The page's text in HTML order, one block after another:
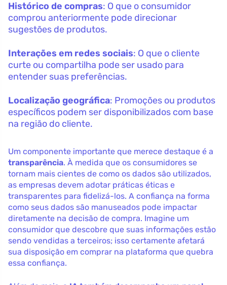
Histórico de compras: O que o consumidor
comprou anteriormente pode direcionar
sugestões de produtos.
Interações em redes sociais: O que o cliente
curte ou compartilha pode ser usado para
entender suas preferências.
Localização geográfica: Promoções ou produtos
específicos podem ser disponibilizados com base
na região do cliente.
Um componente importante que merece destaque é a
transparência. À medida que os consumidores se
tornam mais cientes de como os dados são utilizados,
as empresas devem adotar práticas éticas e
transparentes para fidelizá-los. A confiança na forma
como seus dados são manuseados pode impactar
diretamente na decisão de compra. Imagine um
consumidor que descobre que suas informações estão
sendo vendidas a terceiros; isso certamente afetará
sua disposição em comprar na plataforma que quebra
essa confiança.